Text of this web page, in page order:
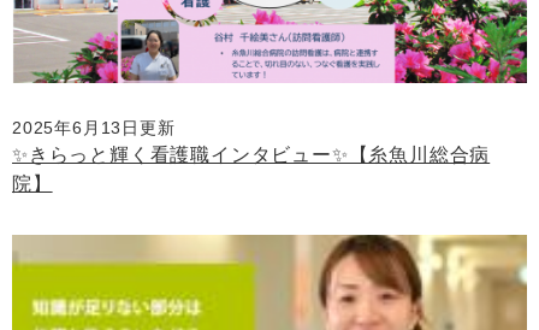
2025年6月13日更新
✨きらっと輝く看護職インタビュー✨【糸魚川総合病
院】